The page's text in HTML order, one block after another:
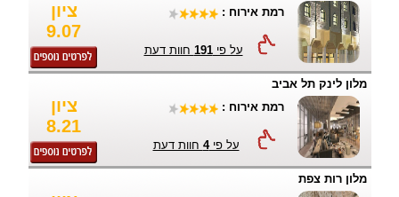
ציון
9.07
רמת אירוח :
על פי191 חוות דעת
מלון לינק תל אביב
ציון
8.21
רמת אירוח :
על פי4 חוות דעת
מלון רות צפת